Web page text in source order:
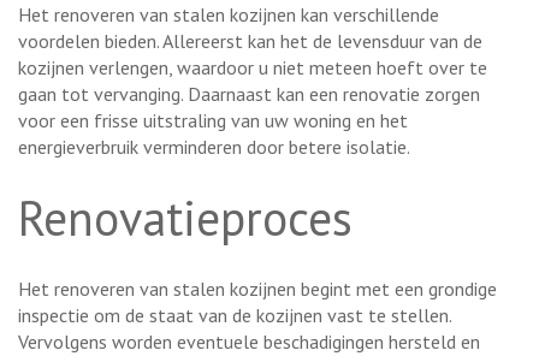
Het renoveren van stalen kozijnen kan verschillende
voordelen bieden. Allereerst kan het de levensduur van de
kozijnen verlengen, waardoor u niet meteen hoeft over te
gaan tot vervanging. Daarnaast kan een renovatie zorgen
voor een frisse uitstraling van uw woning en het
energieverbruik verminderen door betere isolatie.
Renovatieproces
Het renoveren van stalen kozijnen begint met een grondige
inspectie om de staat van de kozijnen vast te stellen.
Vervolgens worden eventuele beschadigingen hersteld en